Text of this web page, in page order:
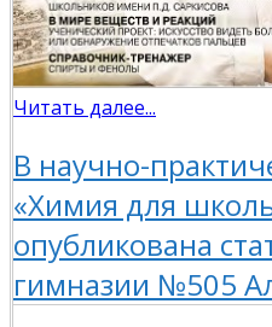
Читать далее...
В научно-
«Химия для
опубликована
гимназии №505